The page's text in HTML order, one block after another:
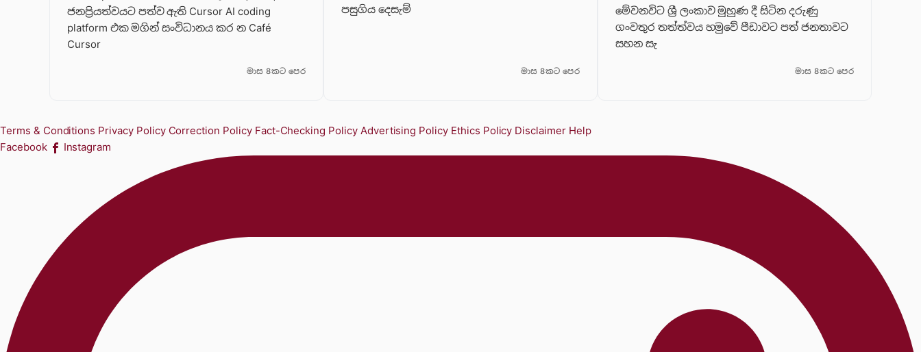
ජනප්‍රියත්වයට පත්ව ඇති Cursor AI coding
platform එක මගින් සංවිධානය කර න Café
Cursor
මාස 8කට පෙර
පසුගිය දෙසැම්
මාස 8කට පෙර
මේවනවිට ශ්‍රී ලංකාව මුහුණ දී සිටින දරුණු
ගංවතුර තත්ත්වය හමුවේ පීඩාවට පත් ජනතාවට
සහන සැ
මාස 8කට පෙර
Terms & Conditions Privacy Policy Correction Policy Fact-Checking Policy Advertising Policy Ethics Policy Disclaimer Help
Facebook
Instagram